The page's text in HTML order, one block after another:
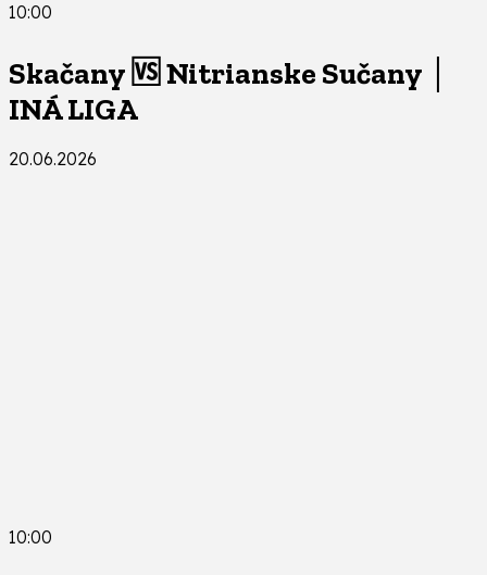
10:00
Skačany 🆚 Nitrianske Sučany │
INÁ LIGA
20.06.2026
10:00